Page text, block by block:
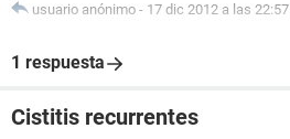
usuario anónimo - 17 dic 2012 a las 22:57
1 respuesta
Cistitis recurrentes